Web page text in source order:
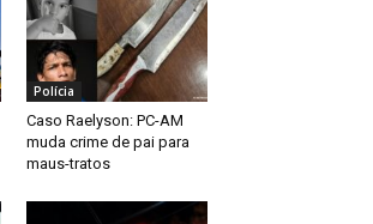
Polícia
Caso Raelyson: PC-AM
muda crime de pai para
maus-tratos